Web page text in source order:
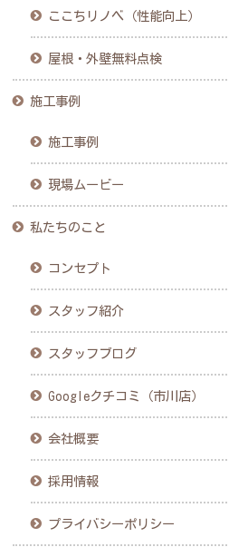
ここちリノベ（性能向上）
屋根・外壁無料点検
施工事例
施工事例
現場ムービー
私たちのこと
コンセプト
スタッフ紹介
スタッフブログ
Googleクチコミ（市川店）
会社概要
採用情報
プライバシーポリシー